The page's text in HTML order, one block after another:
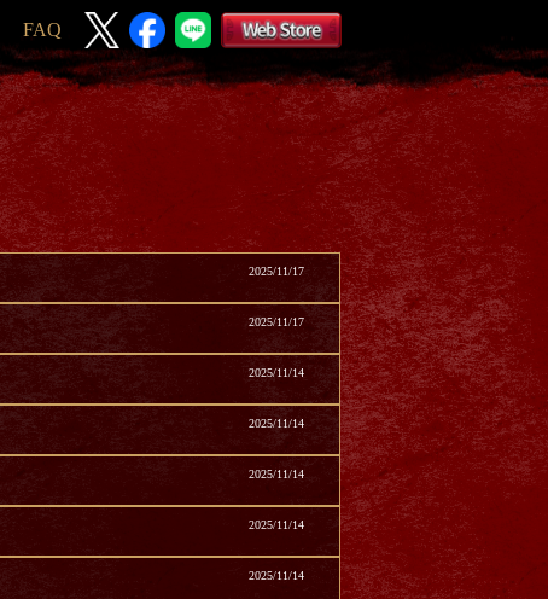
FAQ
2025/11/17
2025/11/17
2025/11/14
2025/11/14
2025/11/14
2025/11/14
2025/11/14